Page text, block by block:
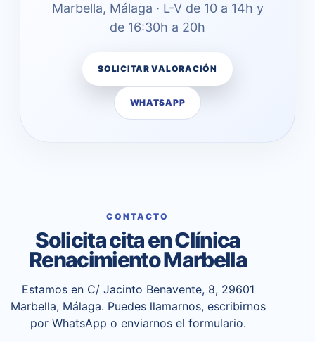
Marbella, Málaga · L-V de 10 a 14h y
de 16:30h a 20h
SOLICITAR VALORACIÓN
WHATSAPP
CONTACTO
Solicita cita en Clínica
Renacimiento Marbella
Estamos en C/ Jacinto Benavente, 8, 29601
Marbella, Málaga. Puedes llamarnos, escribirnos
por WhatsApp o enviarnos el formulario.